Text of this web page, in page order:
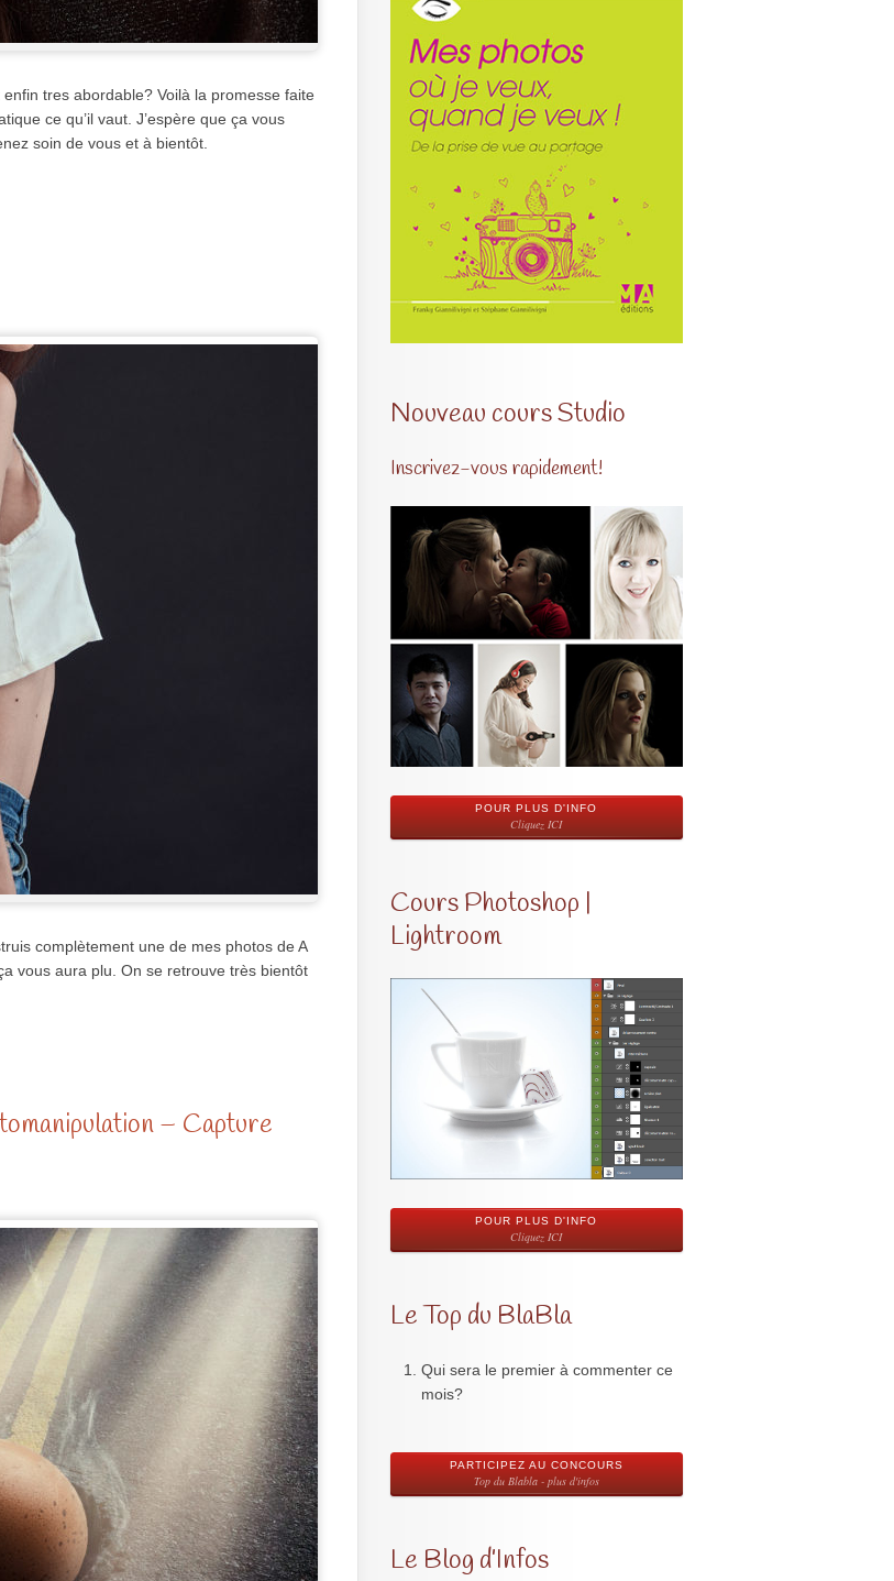
tres abordable? Voilà la promesse faite
ce qu’il vaut. J’espère que ça vous
soin de vous et à bientôt.
complètement une de mes photos de A
vous aura plu. On se retrouve très bientôt
– Capture
Nouveau cours Studio
Inscrivez-vous rapidement!
POUR PLUS D'INFO
Cliquez ICI
Cours Photoshop |
Lightroom
POUR PLUS D'INFO
Cliquez ICI
Le Top du BlaBla
Qui sera le premier à commenter ce
mois?
PARTICIPEZ AU CONCOURS
Top du Blabla - plus d'infos
Le Blog d’Infos